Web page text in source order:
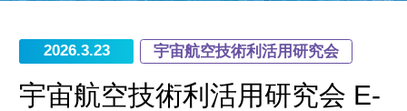
2026.3.23 宇宙航空技術利活用研究会
宇宙航空技術利活用研究会 E-